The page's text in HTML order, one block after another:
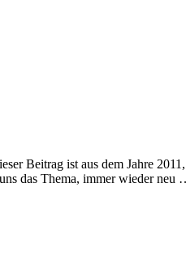
Beitrag ist aus dem Jahre
das Thema, immer wieder neu